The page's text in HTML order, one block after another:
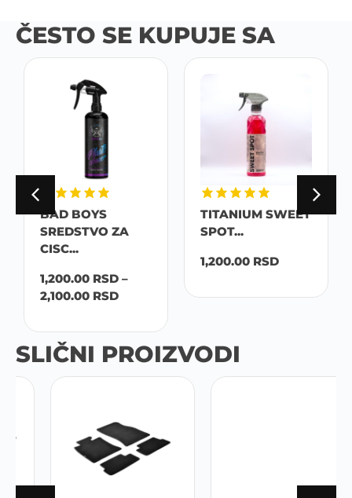
ČESTO SE KUPUJE SA
BAD BOYS
SREDSTVO ZA
CISC...
1,200.00 RSD –
2,100.00 RSD
TITANIUM SWEET
SPOT...
1,200.00 RSD
SLIČNI PROIZVODI